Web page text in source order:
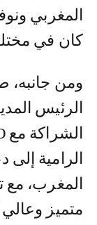
المغربي
كان في
ومن جانبه،
الرئيس
الرامية إلى
المغرب، مع
متميز وعالي